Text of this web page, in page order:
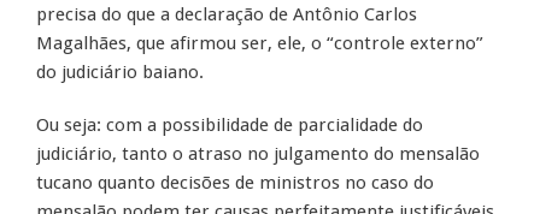
precisa do que a declaração de Antônio Carlos
Magalhães, que afirmou ser, ele, o “controle externo”
do judiciário baiano.
Ou seja: com a possibilidade de parcialidade do
judiciário, tanto o atraso no julgamento do mensalão
tucano quanto decisões de ministros no caso do